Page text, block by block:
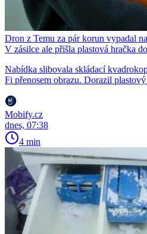
Dron z Temu za pár korun vypadal
V zásilce ale přišla plastová hračka
Nabídka slibovala skládací
Fi přenosem obrazu. Dorazil
Mobify.cz
dnes, 07:38
4 min